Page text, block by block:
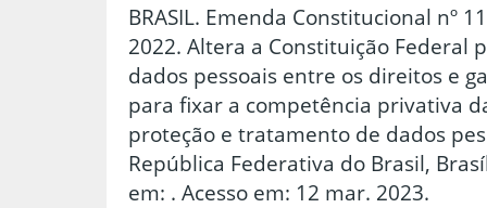
BRASIL. Emenda Constitucional nº
2022. Altera a Constituição Federal
dados pessoais entre os direitos e
para fixar a competência privativa
proteção e tratamento de dados
República Federativa do Brasil,
em: . Acesso em: 12 mar. 2023.